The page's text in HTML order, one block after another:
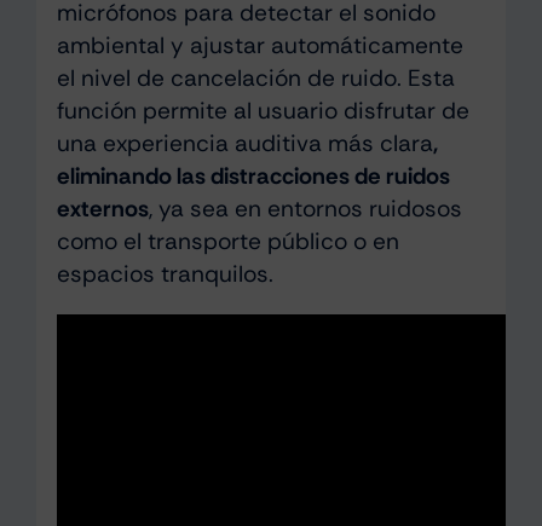
micrófonos para detectar el sonido
ambiental y ajustar automáticamente
el nivel de cancelación de ruido. Esta
función permite al usuario disfrutar de
una experiencia auditiva más clara,
eliminando las distracciones de ruidos
externos, ya sea en entornos ruidosos
como el transporte público o en
espacios tranquilos.